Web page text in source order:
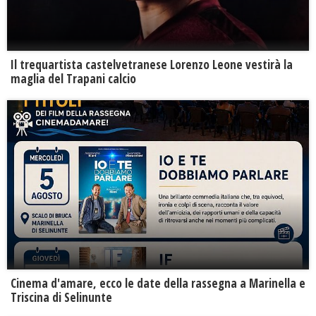
Il trequartista castelvetranese Lorenzo Leone vestirà la
maglia del Trapani calcio
Cinema d'amare, ecco le date della rassegna a Marinella e
Triscina di Selinunte